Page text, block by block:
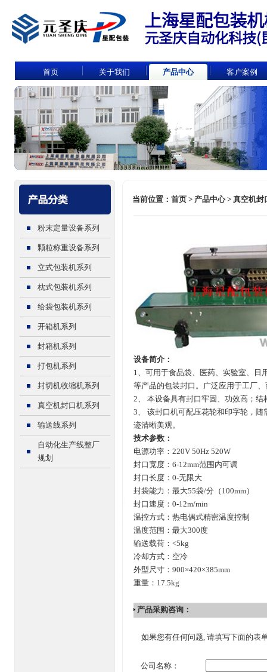
首页 关于我们 产品中心 客户案例
当前位置：首页 > 产品中心 > 真空机封
粉末定量设备系列
颗粒称重设备系列
立式包装机系列
枕式包装机系列
给袋包装机系列
开箱机系列
封箱机系列
打包机系列
封切机收缩机系列
真空机封口机系列
输送线系列
自动化生产线整厂
规划
设备简介：
1、可用于食品袋、医药、实验室、日
等产品的包装封口。广泛应用于工厂
2、 本设备具有封口牢固、功效高；
3、 该封口机可配压花轮和印字轮，
迹清晰美观。
技术参数：
电源功率：220V 50Hz 520W
封口宽度：6-12mm范围内可调
封口长度：0-无限大
封袋能力：最大55袋/分（100mm）
封口速度：0-12m/min
温控方式：热电偶式精密温度控制
温度范围：最大300度
输送载荷：<5kg
冷却方式：空冷
外型尺寸：900×420×385mm
重量：17.5kg
产品采购咨询：
如果您有任何问题, 请填写下面的表
公司名称：